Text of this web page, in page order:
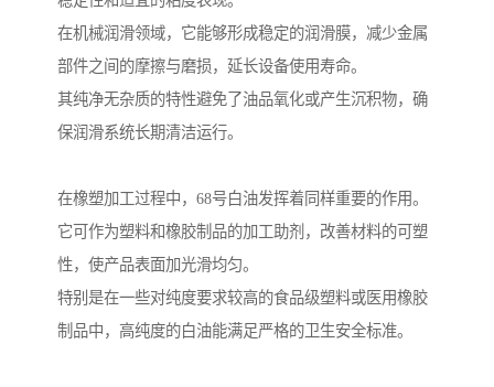
在机械润滑领域，它能够形成稳定的润滑膜，减少金属
部件之间的摩擦与磨损，延长设备使用寿命。
其纯净无杂质的特性避免了油品氧化或产生沉积物，确
保润滑系统长期清洁运行。
在橡塑加工过程中，68号白油发挥着同样重要的作用。
它可作为塑料和橡胶制品的加工助剂，改善材料的可塑
性，使产品表面加光滑均匀。
特别是在一些对纯度要求较高的食品级塑料或医用橡胶
制品中，高纯度的白油能满足严格的卫生安全标准。